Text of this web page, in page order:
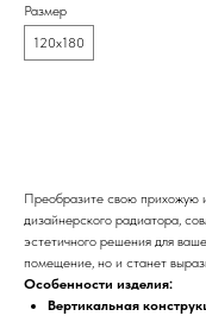
Размер
120х180
Преобразите свою прихожую
дизайнерского радиатора,
эстетичного решения для
помещение, но и станет
Особенности изделия:
Вертикальная